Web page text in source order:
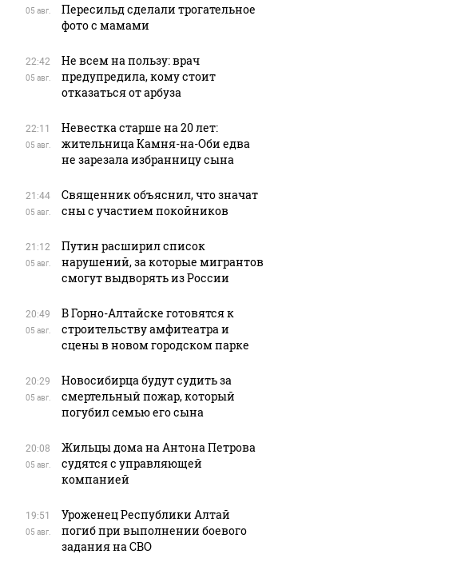
05 авг.
Пересильд сделали трогательное
фото с мамами
22:42
05 авг.
Не всем на пользу: врач
предупредила, кому стоит
отказаться от арбуза
22:11
05 авг.
Невестка старше на 20 лет:
жительница Камня-на-Оби едва
не зарезала избранницу сына
21:44
05 авг.
Священник объяснил, что значат
сны с участием покойников
21:12
05 авг.
Путин расширил список
нарушений, за которые мигрантов
смогут выдворять из России
20:49
05 авг.
В Горно-Алтайске готовятся к
строительству амфитеатра и
сцены в новом городском парке
20:29
05 авг.
Новосибирца будут судить за
смертельный пожар, который
погубил семью его сына
20:08
05 авг.
Жильцы дома на Антона Петрова
судятся с управляющей
компанией
19:51
05 авг.
Уроженец Республики Алтай
погиб при выполнении боевого
задания на СВО